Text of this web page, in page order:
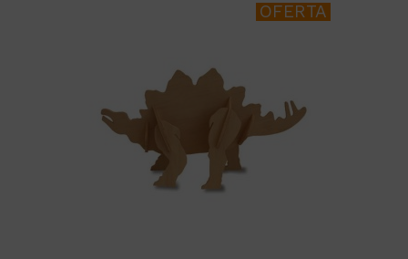
OFERTA